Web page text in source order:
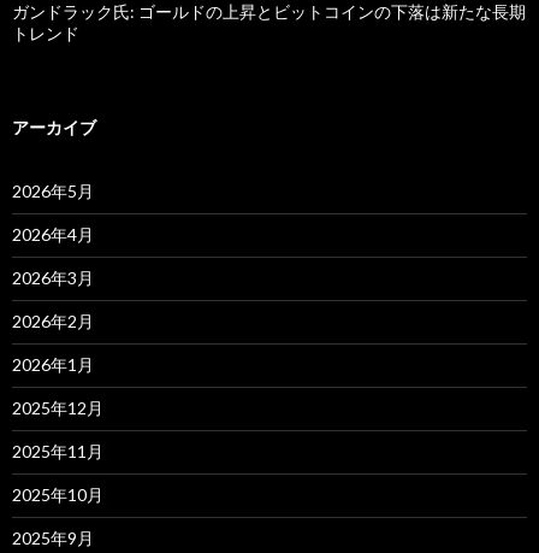
ガンドラック氏: ゴールドの上昇とビットコインの下落は新たな長期
トレンド
アーカイブ
2026年5月
2026年4月
2026年3月
2026年2月
2026年1月
2025年12月
2025年11月
2025年10月
2025年9月